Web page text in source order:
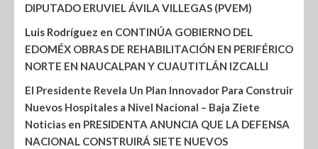
DIPUTADO ERUVIEL ÁVILA VILLEGAS (PVEM)
Luis Rodríguez en CONTINÚA GOBIERNO DEL
EDOMÉX OBRAS DE REHABILITACIÓN EN PERIFÉRICO
NORTE EN NAUCALPAN Y CUAUTITLÁN IZCALLI
El Presidente Revela Un Plan Innovador Para Construir
Nuevos Hospitales a Nivel Nacional – Baja Ziete
Noticias en PRESIDENTA ANUNCIA QUE LA DEFENSA
NACIONAL CONSTRUIRÁ SIETE NUEVOS